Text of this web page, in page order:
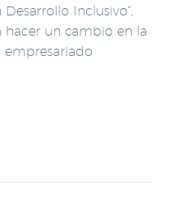
Inclusivo”,
un cambio en la